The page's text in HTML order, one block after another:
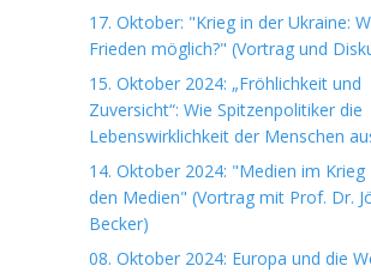
17. Oktober: "Krieg in der Ukraine:
Frieden möglich?" (Vortrag und
15. Oktober 2024: „Fröhlichkeit und
Zuversicht“: Wie Spitzenpolitiker die
Lebenswirklichkeit der Menschen
14. Oktober 2024: "Medien im Krieg
den Medien" (Vortrag mit Prof. Dr.
Becker)
08. Oktober 2024: Europa und die